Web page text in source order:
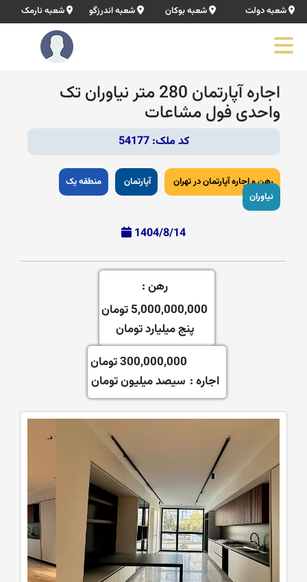
شعبه دولت شعبه بوکان شعبه اندرزگو شعبه نارمک
اجاره آپارتمان 280 متر نیاوران تک
واحدی فول مشاعات
کد ملک: 54177
رهن و اجاره آپارتمان در تهران آپارتمان
منطقه یک
نیاوران
1404/8/14
رهن :
5,000,000,000 تومان
پنج میلیارد تومان
اجاره :
300,000,000 تومان
سیصد میلیون تومان